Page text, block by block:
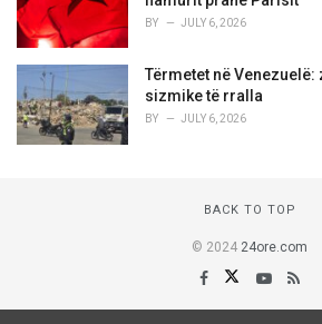
BY JULY 6, 2026
Tërmetet në
sizmike të rralla
BY JULY 6, 2026
BACK TO TOP
© 2024 24ore.com